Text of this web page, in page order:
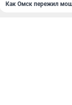
Как Омск пережил